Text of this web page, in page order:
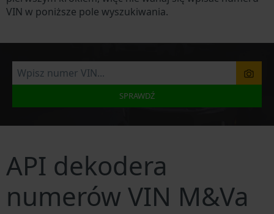
VIN w poniższe pole wyszukiwania.
SPRAWDŹ
API dekodera
numerów VIN M&Va